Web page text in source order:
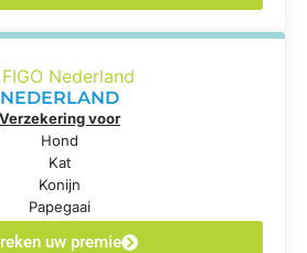
NEDERLAND
Verzekering voor
Hond
Kat
Konijn
Papegaai
uw premie